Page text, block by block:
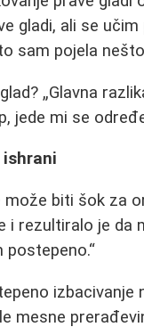
gladi, ali se
sam pojela
Glavna
jede mi se
ishrani
može biti šok za
i rezultiralo je da
postepeno.
izbacivanje
mesne